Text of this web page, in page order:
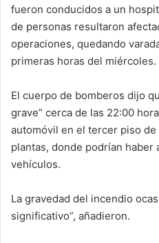
fueron conducidos a un
de personas resultaron
operaciones, quedando
primeras horas del miércoles.
El cuerpo de bomberos dijo
grave” cerca de las 22:00
automóvil en el tercer piso
plantas, donde podrían haber
vehículos.
La gravedad del incendio
significativo”, añadieron.